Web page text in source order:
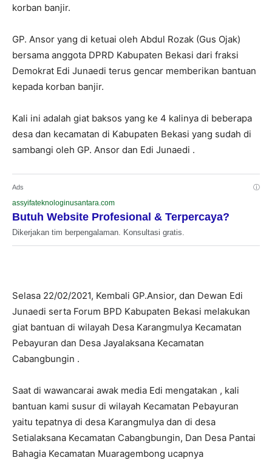
korban banjir.
GP. Ansor yang di ketuai oleh Abdul Rozak (Gus Ojak)
bersama anggota DPRD Kabupaten Bekasi dari fraksi
Demokrat Edi Junaedi terus gencar memberikan bantuan
kepada korban banjir.
Kali ini adalah giat baksos yang ke 4 kalinya di beberapa
desa dan kecamatan di Kabupaten Bekasi yang sudah di
sambangi oleh GP. Ansor dan Edi Junaedi .
Ads ⓘ
assyifateknologinusantara.com
Butuh Website Profesional & Terpercaya?
Dikerjakan tim berpengalaman. Konsultasi gratis.
Selasa 22/02/2021, Kembali GP.Ansior, dan Dewan Edi
Junaedi serta Forum BPD Kabupaten Bekasi melakukan
giat bantuan di wilayah Desa Karangmulya Kecamatan
Pebayuran dan Desa Jayalaksana Kecamatan
Cabangbungin .
Saat di wawancarai awak media Edi mengatakan , kali
bantuan kami susur di wilayah Kecamatan Pebayuran
yaitu tepatnya di desa Karangmulya dan di desa
Setialaksana Kecamatan Cabangbungin, Dan Desa Pantai
Bahagia Kecamatan Muaragembong ucapnya